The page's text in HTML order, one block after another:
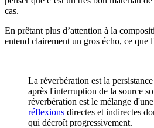
cas.
En prêtant plus d’attention à la
entend clairement un gros écho, ce que
La réverbération est la
après l'interruption de la source
réverbération est le mélange
réflexions directes et indirectes
qui décroît progressivement.